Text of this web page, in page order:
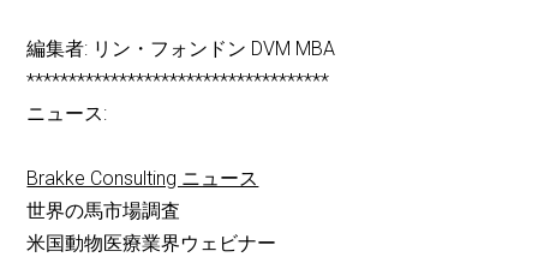
編集者: リン・フォンドン DVM MBA
************************************
ニュース:
Brakke Consulting ニュース
世界の馬市場調査
米国動物医療業界ウェビナー